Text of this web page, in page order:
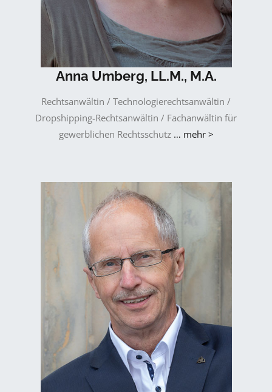
Anna Umberg, LL.M., M.A.
Rechtsanwältin / Technologierechtsanwältin /
Dropshipping-Rechtsanwältin / Fachanwältin für
gewerblichen Rechtsschutz … mehr >